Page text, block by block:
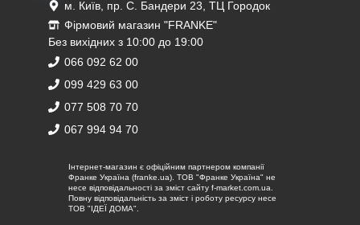
м. Київ, пр. С. Бандери 23, ТЦ Городок
Фірмовий магазин "FRANKE"
Без вихідних з 10:00 до 19:00
066 092 62 00
099 429 63 00
077 508 70 70
067 994 94 70
Iнтернет-магазин є офіційним партнером компанії
Франке Україна (franke.ua). ТОВ "Франке Україна" не
несе відповідальності за зміст сайту f-market.com.ua.
Повну відповідальність за зміст і роботу ресурсу несе
ТОВ "ІДЕЇ ДОМА".